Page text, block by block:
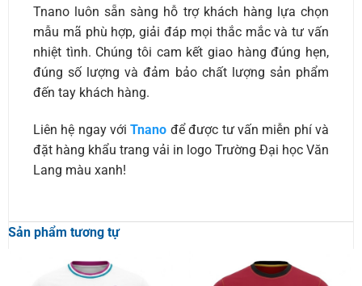
Tnano luôn sẵn sàng hỗ trợ khách hàng lựa chọn
mẫu mã phù hợp, giải đáp mọi thắc mắc và tư vấn
nhiệt tình. Chúng tôi cam kết giao hàng đúng hẹn,
đúng số lượng và đảm bảo chất lượng sản phẩm
đến tay khách hàng.
Liên hệ ngay vớiTnano để được tư vấn miễn phí và
đặt hàng khẩu trang vải in logo Trường Đại học Văn
Lang màu xanh!
Sản phẩm tương tự